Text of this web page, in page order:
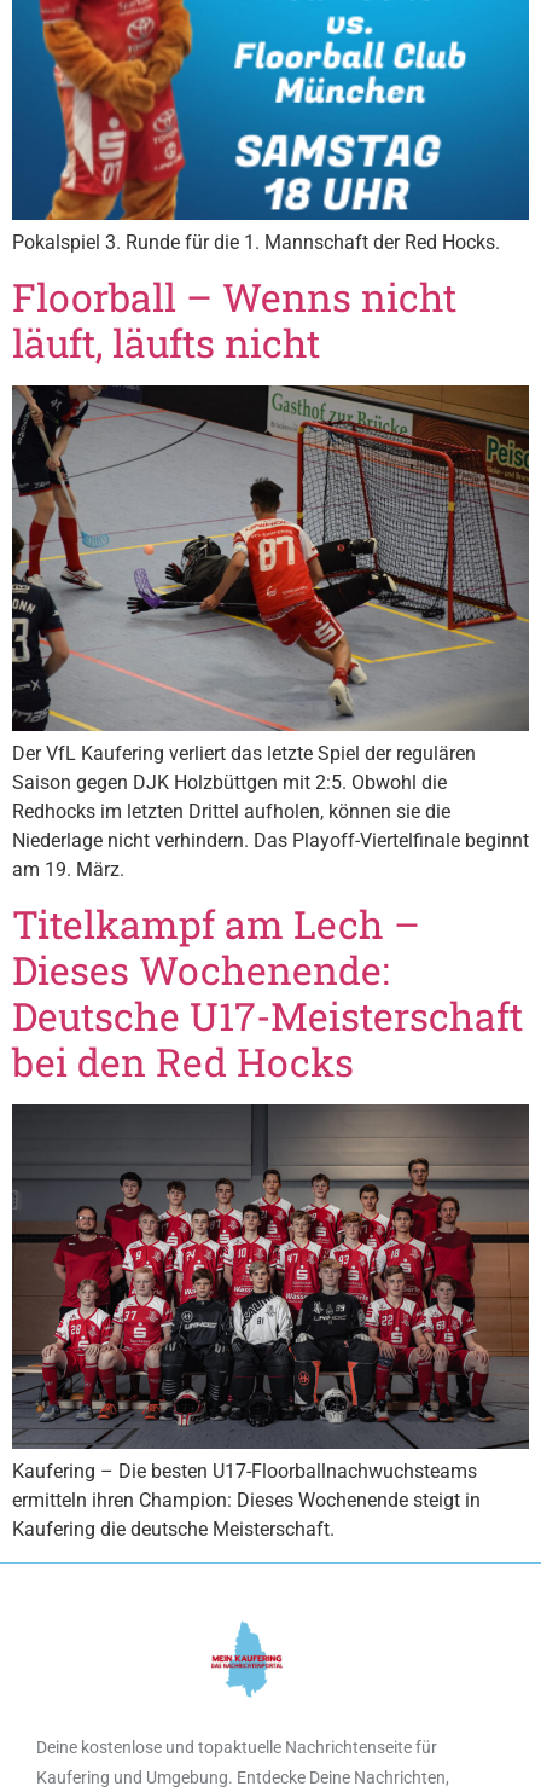
Pokalspiel 3. Runde für die 1. Mannschaft der Red Hocks.
Floorball – Wenns nicht
läuft, läufts nicht
Der VfL Kaufering verliert das letzte Spiel der regulären
Saison gegen DJK Holzbüttgen mit 2:5. Obwohl die
Redhocks im letzten Drittel aufholen, können sie die
Niederlage nicht verhindern. Das Playoff-Viertelfinale beginnt
am 19. März.
Titelkampf am Lech –
Dieses Wochenende:
Deutsche U17-Meisterschaft
bei den Red Hocks
Kaufering – Die besten U17-Floorballnachwuchsteams
ermitteln ihren Champion: Dieses Wochenende steigt in
Kaufering die deutsche Meisterschaft.
Deine kostenlose und topaktuelle Nachrichtenseite für
Kaufering und Umgebung. Entdecke Deine Nachrichten,